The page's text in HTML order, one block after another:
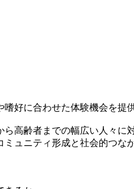
好に合わせた体験機会を提供
高齢者までの幅広い人々に
ュニティ形成と社会的つな